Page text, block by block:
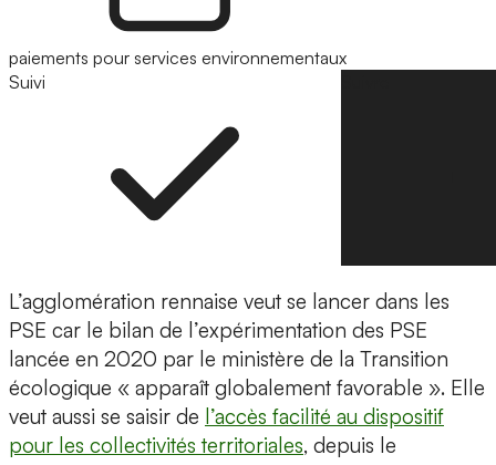
paiements pour services environnementaux
Suivi
L’agglomération rennaise veut se lancer dans les
PSE car le bilan de l’expérimentation des PSE
lancée en 2020 par le ministère de la Transition
écologique « apparaît globalement favorable ». Elle
veut aussi se saisir de l’accès facilité au dispositif
pour les collectivités territoriales, depuis le